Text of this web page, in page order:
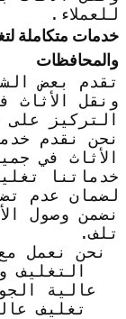
للعملاء.
خدمات متكاملة
والمحافظات
تقدم بعض
ونقل الأثاث
التركيز
نحن نقدم
الأثاث في
خدماتنا
لضمان عدم
نضمن وصول
تلف.
نحن نعمل
التغليف
عالية
تغليف